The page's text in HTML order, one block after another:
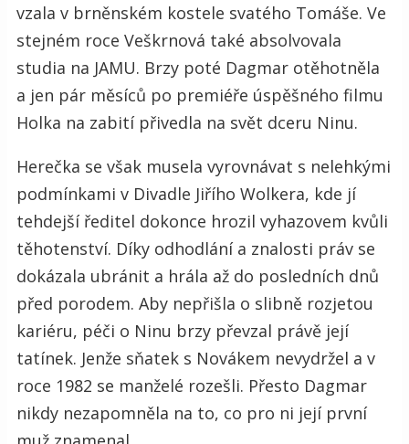
vzala v brněnském kostele svatého Tomáše. Ve
stejném roce Veškrnová také absolvovala
studia na JAMU. Brzy poté Dagmar otěhotněla
a jen pár měsíců po premiéře úspěšného filmu
Holka na zabití přivedla na svět dceru Ninu.
Herečka se však musela vyrovnávat s nelehkými
podmínkami v Divadle Jiřího Wolkera, kde jí
tehdejší ředitel dokonce hrozil vyhazovem kvůli
těhotenství. Díky odhodlání a znalosti práv se
dokázala ubránit a hrála až do posledních dnů
před porodem. Aby nepřišla o slibně rozjetou
kariéru, péči o Ninu brzy převzal právě její
tatínek. Jenže sňatek s Novákem nevydržel a v
roce 1982 se manželé rozešli. Přesto Dagmar
nikdy nezapomněla na to, co pro ni její první